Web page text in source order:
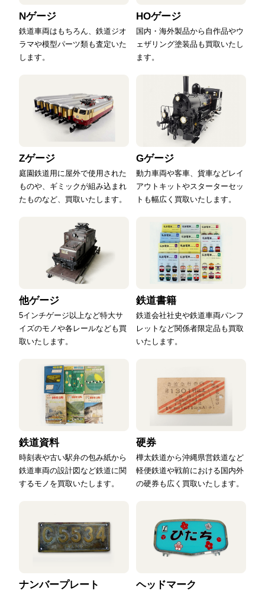
Nゲージ
鉄道車両はもちろん、鉄道ジオ
ラマや模型パーツ類も査定いた
します。
HOゲージ
国内・海外製品から自作品やウ
ェザリング塗装品も買取いたし
ます。
Zゲージ
庭園鉄道用に屋外で使用された
ものや、ギミックが組み込まれ
たものなど、買取いたします。
Gゲージ
動力車両や客車、貨車などレイ
アウトキットやスターターセッ
トも幅広く買取いたします。
他ゲージ
5インチゲージ以上など特大サ
イズのモノや各レールなども買
取いたします。
鉄道書籍
鉄道会社社史や鉄道車両パンフ
レットなど関係者限定品も買取
いたします。
鉄道資料
時刻表や古い駅弁の包み紙から
鉄道車両の設計図など鉄道に関
するモノを買取いたします。
硬券
樺太鉄道から沖縄県営鉄道など
軽便鉄道や戦前における国内外
の硬券も広く買取いたします。
ナンバープレート ヘッドマーク